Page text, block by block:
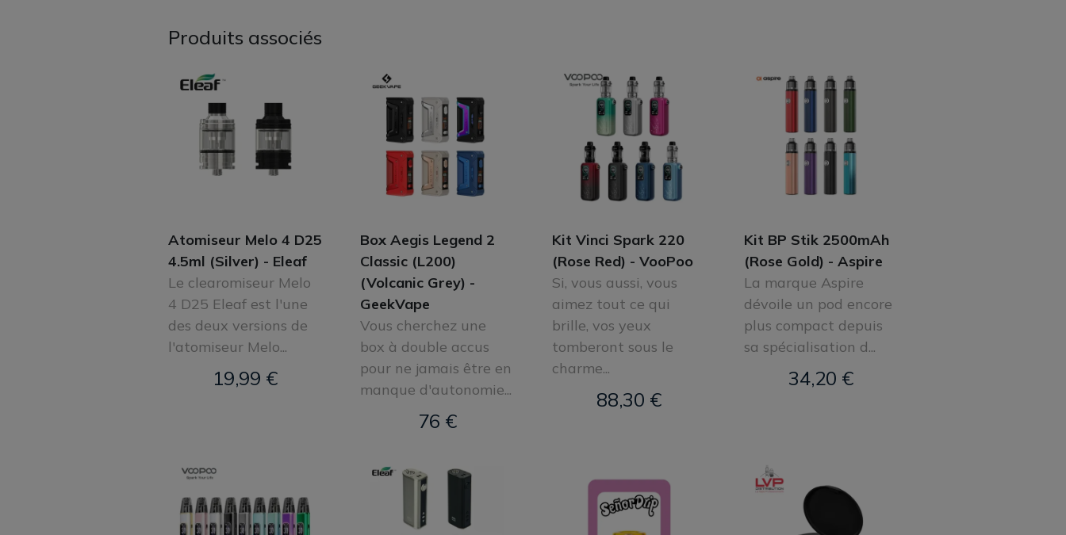
Produits associés
Atomiseur Melo 4 D25
4.5ml (Silver) - Eleaf
Le clearomiseur Melo
4 D25 Eleaf est l'une
des deux versions de
l'atomiseur Melo...
19,99 €
Box Aegis Legend 2
Classic (L200)
(Volcanic Grey) -
GeekVape
Vous cherchez une
box à double accus
pour ne jamais être en
manque d'autonomie...
76 €
Kit Vinci Spark 220
(Rose Red) - VooPoo
Si, vous aussi, vous
aimez tout ce qui
brille, vos yeux
tomberont sous le
charme...
88,30 €
Kit BP Stik 2500mAh
(Rose Gold) - Aspire
La marque Aspire
dévoile un pod encore
plus compact depuis
sa spécialisation d...
34,20 €